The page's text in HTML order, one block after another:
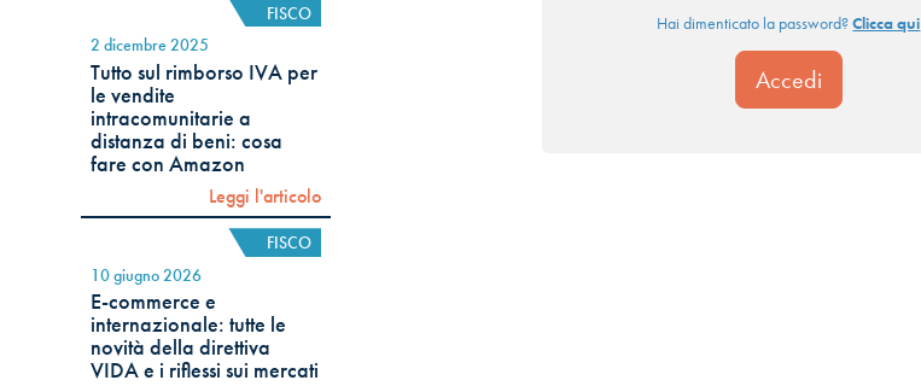
FISCO
2 dicembre 2025
Tutto sul rimborso IVA per
le vendite
intracomunitarie a
distanza di beni: cosa
fare con Amazon
Leggi l'articolo
FISCO
10 giugno 2026
E-commerce e
internazionale: tutte le
novità della direttiva
VIDA e i riflessi sui mercati
Hai dimenticato la password?Clicca qui